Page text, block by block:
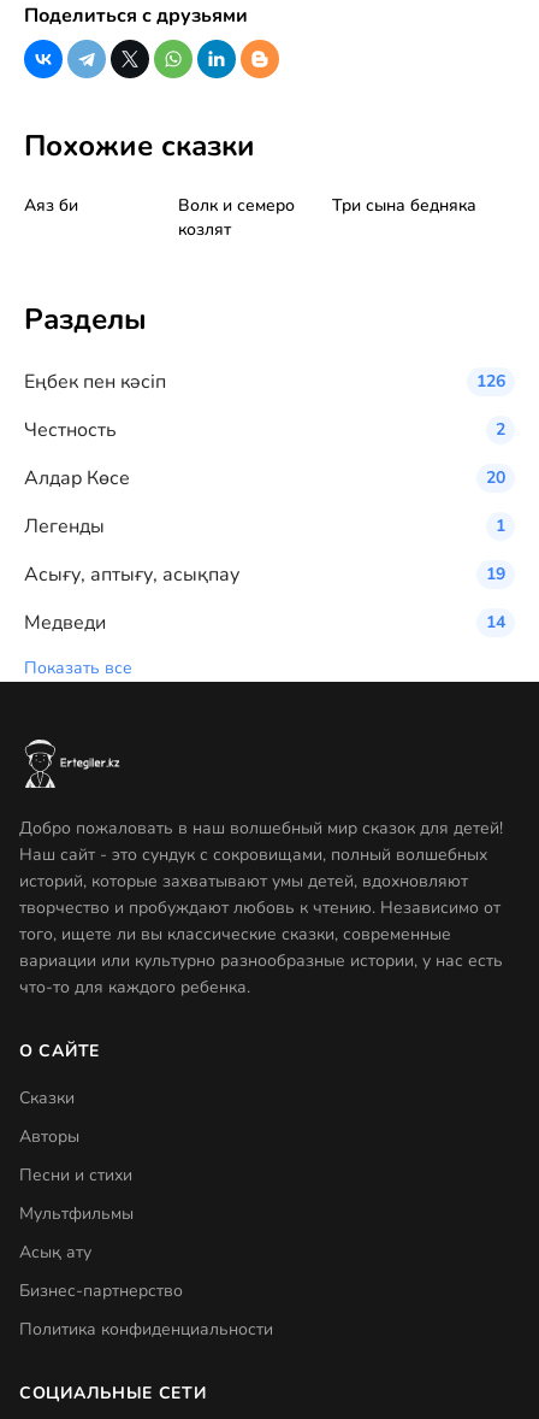
Поделиться с друзьями
Похожие сказки
Аяз би
Волк и семеро
козлят
Три сына бедняка
Разделы
Eңбек пен кәсіп 126
Честность 2
Алдар Көсе 20
Легенды 1
Асығу, аптығу, асықпау 19
Медведи
14
Показать все
Добро пожаловать в наш волшебный мир сказок для детей!
Наш сайт - это сундук с сокровищами, полный волшебных
историй, которые захватывают умы детей, вдохновляют
творчество и пробуждают любовь к чтению. Независимо от
того, ищете ли вы классические сказки, современные
вариации или культурно разнообразные истории, у нас есть
что-то для каждого ребенка.
О САЙТЕ
Сказки
Авторы
Песни и стихи
Мультфильмы
Асық ату
Бизнес-партнерство
Политика конфиденциальности
СОЦИАЛЬНЫЕ СЕТИ